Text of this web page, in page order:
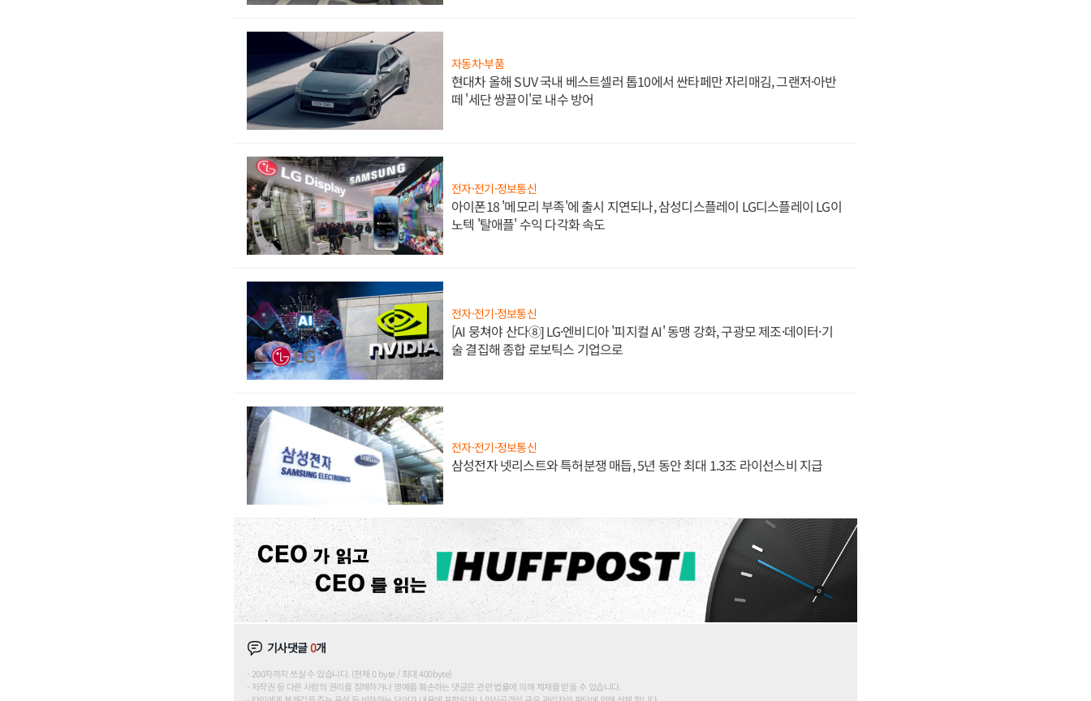
자동차·부품
현대차 올해 SUV 국내 베스트셀러 톱10에서 싼타페만 자리매김, 그랜저·아반
떼 '세단 쌍끌이'로 내수 방어
전자·전기·정보통신
아이폰18 '메모리 부족'에 출시 지연되나, 삼성디스플레이 LG디스플레이 LG이
노텍 '탈애플' 수익 다각화 속도
전자·전기·정보통신
[AI 뭉쳐야 산다⑧] LG·엔비디아 '피지컬 AI' 동맹 강화, 구광모 제조·데이터·기
술 결집해 종합 로보틱스 기업으로
전자·전기·정보통신
삼성전자 넷리스트와 특허분쟁 매듭, 5년 동안 최대 1.3조 라이선스비 지급
기사댓글0개
200자까지 쓰실 수 있습니다. (현재 0 byte / 최대 400byte)
저작권 등 다른 사람의 권리를 침해하거나 명예를 훼손하는 댓글은 관련 법률에 의해 제재를 받을 수 있습니다.